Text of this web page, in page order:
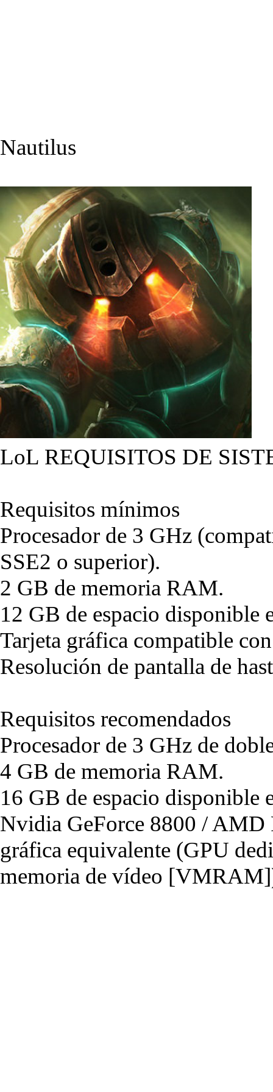
Nautilus
LoL REQUISITOS DE
Requisitos mínimos
Procesador de 3 GHz
SSE2 o superior).
2 GB de memoria RAM.
12 GB de espacio disponible
Tarjeta gráfica compatible
Resolución de pantalla de
Requisitos recomendados
Procesador de 3 GHz de
4 GB de memoria RAM.
16 GB de espacio disponible
Nvidia GeForce 8800 / AMD
gráfica equivalente (GPU
memoria de vídeo